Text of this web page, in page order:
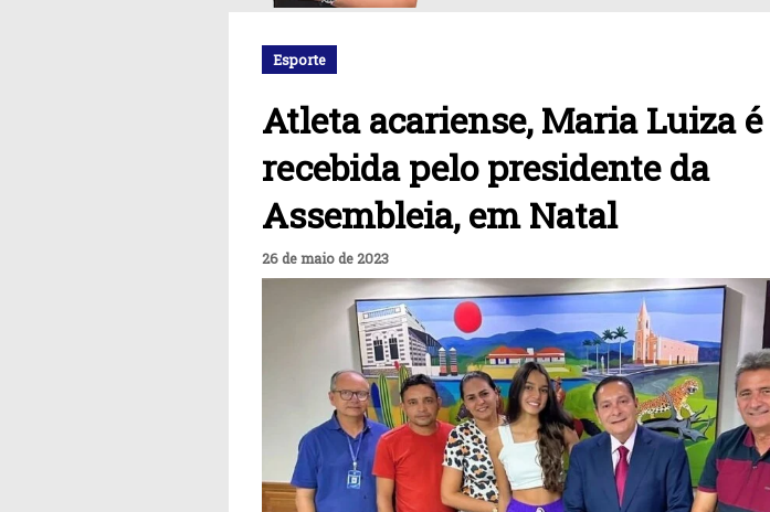
Esporte
Atleta acariense, Maria Luiza é
recebida pelo presidente da
Assembleia, em Natal
26 de maio de 2023